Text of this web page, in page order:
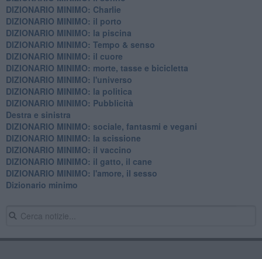
DIZIONARIO MINIMO: Charlie
DIZIONARIO MINIMO: il porto
DIZIONARIO MINIMO: la piscina
DIZIONARIO MINIMO: Tempo & senso
DIZIONARIO MINIMO: il cuore
DIZIONARIO MINIMO: morte, tasse e bicicletta
DIZIONARIO MINIMO: l'universo
DIZIONARIO MINIMO: la politica
DIZIONARIO MINIMO: Pubblicità
Destra e sinistra
DIZIONARIO MINIMO: sociale, fantasmi e vegani
DIZIONARIO MINIMO: la scissione
DIZIONARIO MINIMO: il vaccino
DIZIONARIO MINIMO: il gatto, il cane
DIZIONARIO MINIMO: l'amore, il sesso
Dizionario minimo